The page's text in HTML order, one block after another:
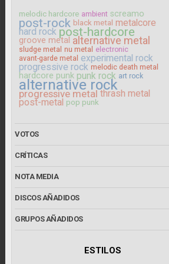
melodic hardcore ambient screamo
post-rock black metal metalcore
hard rock post-hardcore
groove metal alternative metal
sludge metal nu metal
electronic
avant-garde metal
experimental rock
progressive rock melodic death metal
hardcore punk punk rock art rock
alternative rock
progressive metal thrash metal
post-metal pop punk
VOTOS
CRÍTICAS
NOTA MEDIA
DISCOS AÑADIDOS
GRUPOS AÑADIDOS
ESTILOS